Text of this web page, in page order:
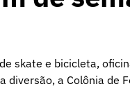
skate e bicicleta,
a Colônia de